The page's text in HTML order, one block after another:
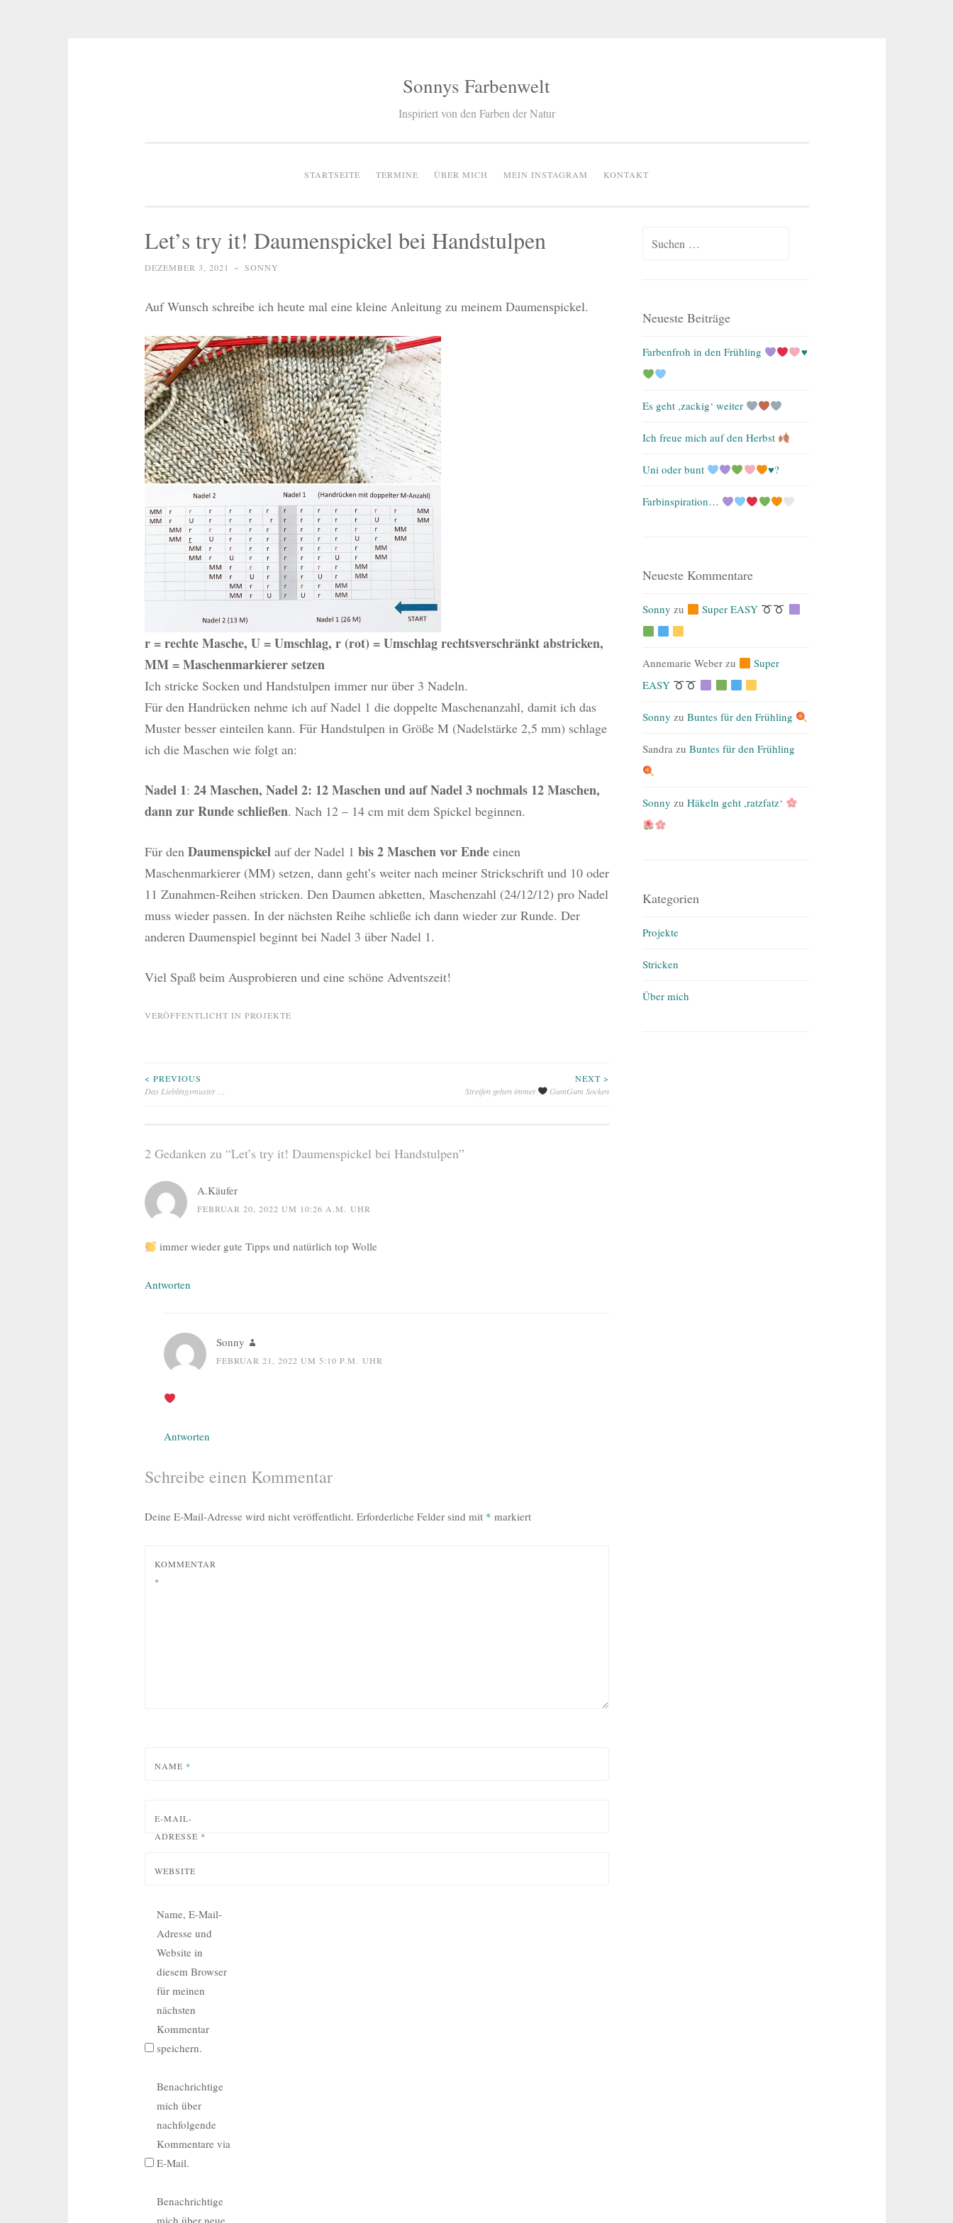
Sonnys Farbenwelt
Inspiriert von den Farben der Natur
STARTSEITE TERMINE ÜBER MICH MEIN INSTAGRAM KONTAKT
Let’s try it! Daumenspickel bei Handstulpen
DEZEMBER 3, 2021 ~ SONNY
Auf Wunsch schreibe ich heute mal eine kleine Anleitung zu meinem Daumenspickel.
r = rechte Masche, U = Umschlag, r (rot) = Umschlag rechtsverschränkt abstricken,
MM = Maschenmarkierer setzen
Ich stricke Socken und Handstulpen immer nur über 3 Nadeln.
Für den Handrücken nehme ich auf Nadel 1 die doppelte Maschenanzahl, damit ich das
Muster besser einteilen kann. Für Handstulpen in Größe M (Nadelstärke 2,5 mm) schlage
ich die Maschen wie folgt an:
Nadel 1: 24 Maschen, Nadel 2: 12 Maschen und auf Nadel 3 nochmals 12 Maschen,
dann zur Runde schließen. Nach 12 – 14 cm mit dem Spickel beginnen.
Für den Daumenspickel auf der Nadel 1 bis 2 Maschen vor Endeeinen
Maschenmarkierer (MM) setzen, dann geht’s weiter nach meiner Strickschrift und 10 oder
11 Zunahmen-Reihen stricken. Den Daumen abketten, Maschenzahl (24/12/12) pro Nadel
muss wieder passen. In der nächsten Reihe schließe ich dann wieder zur Runde. Der
anderen Daumenspiel beginnt bei Nadel 3 über Nadel 1.
Viel Spaß beim Ausprobieren und eine schöne Adventszeit!
VERÖFFENTLICHT IN PROJEKTE
Beitragsnavigation
< PREVIOUS
Das Lieblingsmuster …
NEXT >
Streifen gehen immer
GumGum Socken
2 Gedanken zu “Let’s try it! Daumenspickel bei Handstulpen”
A.Käufer
FEBRUAR 20, 2022 UM 10:26 A.M. UHR
immer wieder gute Tipps und natürlich top Wolle
Antworten
Sonny
FEBRUAR 21, 2022 UM 5:10 P.M. UHR
Antworten
Schreibe einen Kommentar
Deine E-Mail-Adresse wird nicht veröffentlicht. Erforderliche Felder sind mit * markiert
KOMMENTAR
*
NAME *
E-MAIL-
ADRESSE *
WEBSITE
Name, E-Mail-
Adresse und
Website in
diesem Browser
für meinen
nächsten
Kommentar
speichern.
Benachrichtige
mich über
nachfolgende
Kommentare via
E-Mail.
Benachrichtige
mich über neue
Suchen
Neueste Beiträge
Farbenfroh in den Frühling ♥️
Es geht ,zackig‘ weiter
Ich freue mich auf den Herbst
Uni oder bunt ♥️?
Farbinspiration…
Neueste Kommentare
Sonny zu Super EASY
Annemarie Weber zu
Super
EASY
Sonny zuBuntes für den Frühling
Sandra zuBuntes für den Frühling
Sonny zuHäkeln geht ,ratzfatz‘
Kategorien
Projekte
Stricken
Über mich